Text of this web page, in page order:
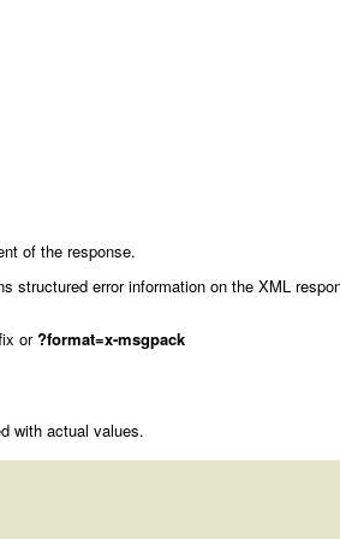
of the response.
structured error information on the XML
or?format=x-msgpack
with actual values.